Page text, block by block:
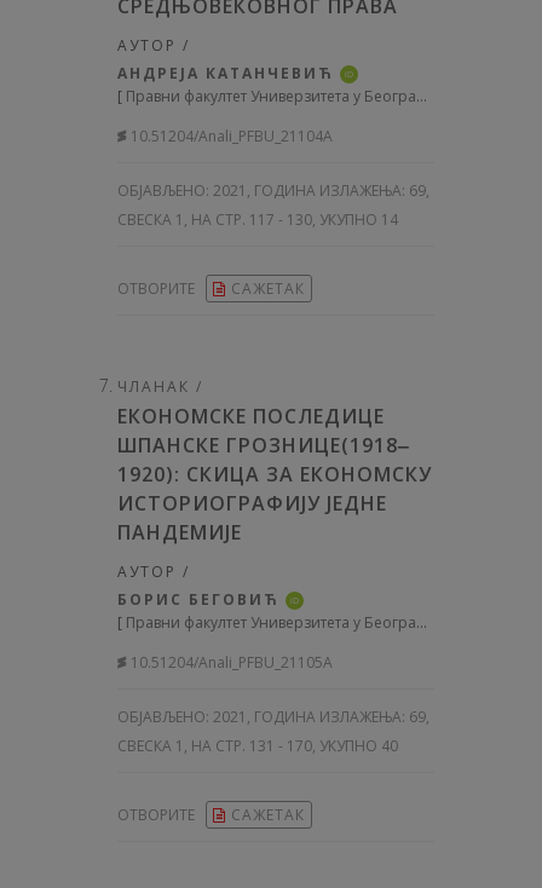
СРЕДЊОВЕКОВНОГ ПРАВА
АУТОР /
АНДРЕЈА КАТАНЧЕВИЋ
iD
[ Правни факултет Универзитета у Београду, Србија
10.51204/Anali_PFBU_21104A
ОБЈАВЉЕНО: 2021, ГОДИНА ИЗЛАЖЕЊА: 69,
СВЕСКА 1, НА СТР. 117 - 130, УКУПНО 14
ОТВОРИТЕ САЖЕТАК
ЧЛАНАК /
ЕКОНОМСКЕ ПОСЛЕДИЦЕ
ШПАНСКЕ ГРОЗНИЦЕ(1918‒
1920): СКИЦА ЗА ЕКОНОМСКУ
ИСТОРИОГРАФИЈУ ЈЕДНЕ
ПАНДЕМИЈЕ
АУТОР /
БОРИС БЕГОВИЋ
iD
[ Правни факултет Универзитета у Београду, Србија
10.51204/Anali_PFBU_21105A
ОБЈАВЉЕНО: 2021, ГОДИНА ИЗЛАЖЕЊА: 69,
СВЕСКА 1, НА СТР. 131 - 170, УКУПНО 40
ОТВОРИТЕ САЖЕТАК